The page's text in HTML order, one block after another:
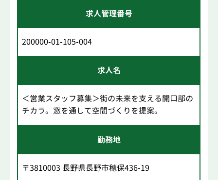
求人管理番号
200000-01-105-004
求人名
＜営業スタッフ募集＞街の未来を支える開口部の
チカラ。窓を通して空間づくりを提案。
勤務地
〒3810003 長野県長野市穂保436-19